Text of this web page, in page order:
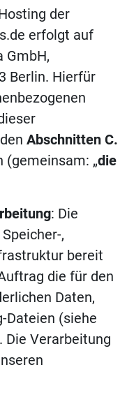
der
erfolgt auf
GmbH,
Berlin. Hierfür
Abschnitten C.
(gemeinsam: „die
: Die
,
bereit
die für den
Daten,
Dateien (siehe
Die Verarbeitung